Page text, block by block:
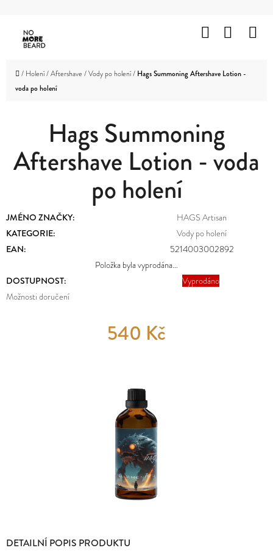
obsah
VOUSY
OBLIČEJ
ZNAČKY
PROMOTION
MĚNA
(CZK)
Hledat
Domů
/ Holení/Aftershave /Vody po holení/ Hags Summoning Aftershave Lotion -
voda po holení
Hags Summoning
Aftershave Lotion - voda
po holení
JMÉNO ZNAČKY:
HAGS Artisan
KATEGORIE:
Vody po holení
EAN:
5214003002892
Položka byla vyprodána…
DOSTUPNOST:
Vyprodáno
Možnosti doručení
540 Kč
DETAILNÍ POPIS PRODUKTU
Zpět
Zpět
C
O
Ř
B
U
J
E
T